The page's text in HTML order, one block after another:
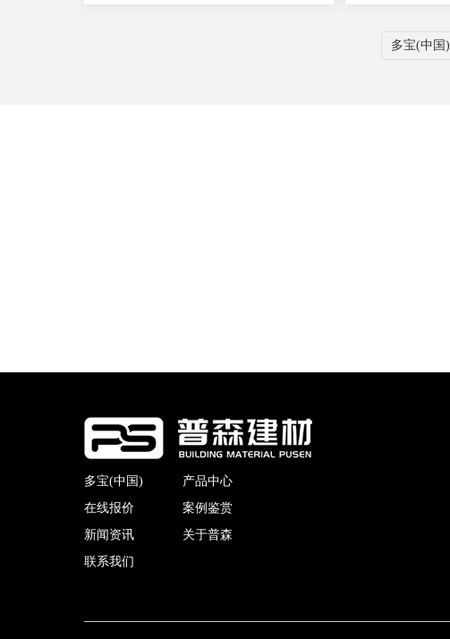
多宝(中国)
多宝(中国)
产品中心
在线报价
案例鉴赏
新闻资讯
关于普森
联系我们